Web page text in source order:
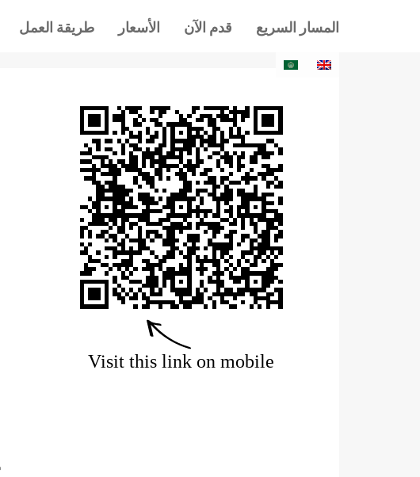
طريقة العمل الأسعار قدم الآن المسار السريع
Visit this link on mobile